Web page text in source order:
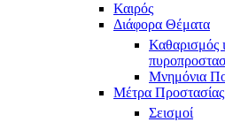
Καιρός
Διάφορα Θέματα
Καθαρισμός
Μνημόνια
Μέτρα Προστασίας
Σεισμοί